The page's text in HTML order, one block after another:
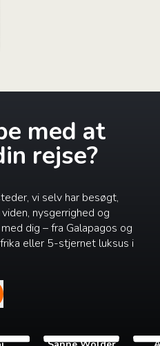
med at
rejse?
vi selv har besøgt,
nysgerrighed og
dig – fra Galapagos og
eller 5-stjernet luksus i